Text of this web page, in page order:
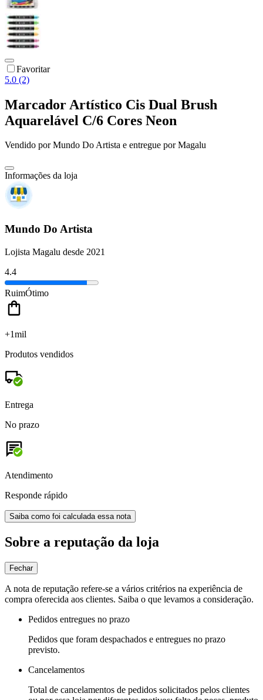
Favoritar
5.0 (2)
Marcador Artístico Cis Dual Brush
Aquarelável C/6 Cores Neon
Vendido porMundo Do Artista e entregue por Magalu
Informações da loja
Mundo Do Artista
Lojista Magalu desde 2021
4.4
RuimÓtimo
+1mil
Produtos vendidos
Entrega
No prazo
Atendimento
Responde rápido
Saiba como foi calculada essa nota
Sobre a reputação da loja
Fechar
A nota de reputação refere-se a vários critérios na experiência de
compra oferecida aos clientes. Saiba o que levamos a consideração.
Pedidos entregues no prazo
Pedidos que foram despachados e entregues no prazo
previsto.
Cancelamentos
Total de cancelamentos de pedidos solicitados pelos clientes